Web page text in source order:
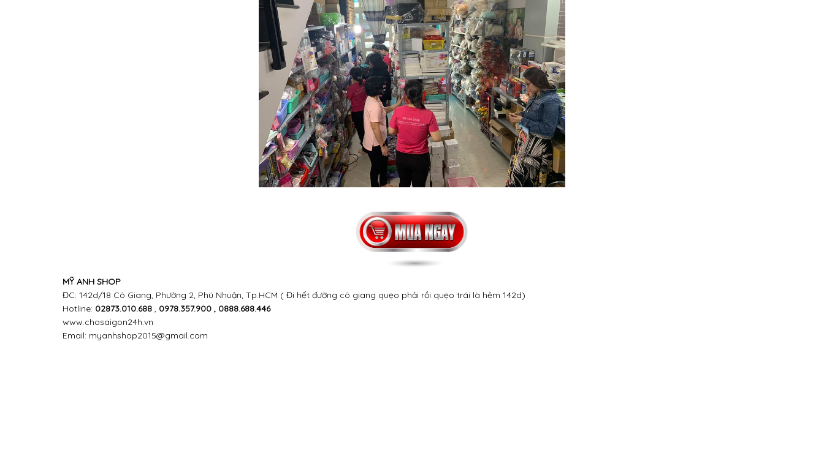
MỸ ANH SHOP
ĐC: 142d/18 Cô Giang, Phường 2, Phú Nhuận, Tp.HCM ( Đi hết đường cô giang quẹo phải rồi quẹo trái là hẻm 142d)
Hotline: 02873.010.688 , 0978.357.900 , 0888.688.446
www.chosaigon24h.vn
Email: myanhshop2015@gmail.com